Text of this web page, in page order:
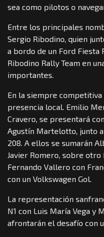
sea como pilotos o
Entre los principales
Sergio Ribodino, quien
a bordo de un Ford Fiesta
Ribodino Rally Team en
importantes.
En la siempre
presencia local. Emilio
Cravero, se presentará
Agustín Martelotto, junto a
208. A ellos se sumarán
Javier Romero, sobre otro
Fernando Vallero con
con un Volkswagen Gol.
La representación
N1 con Luis María Vega y
afrontarán el desafío con